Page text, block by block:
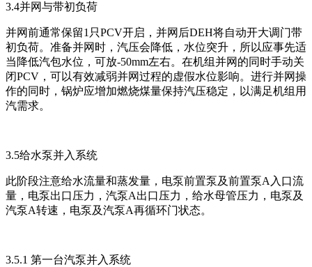
3.4并网与带初负荷
并网前通常保留1只PCV开启，并网后DEH将自动开大调门带
初负荷。准备并网时，汽压会降低，水位突升，所以应事先适
当降低汽包水位，可放-50mm左右。在机组并网的同时手动关
闭PCV，可以有效减弱并网过程的虚假水位影响。进行并网操
作的同时，锅炉应增加燃烧煤量保持汽压稳定，以满足机组用
汽需求。
3.5给水泵并入系统
此阶段注意给水流量和蒸发量，电泵前置泵及前置泵A入口流
量，电泵出口压力，汽泵A出口压力，给水母管压力，电泵及
汽泵A转速，电泵及汽泵A再循环门状态。
3.5.1 第一台汽泵并入系统